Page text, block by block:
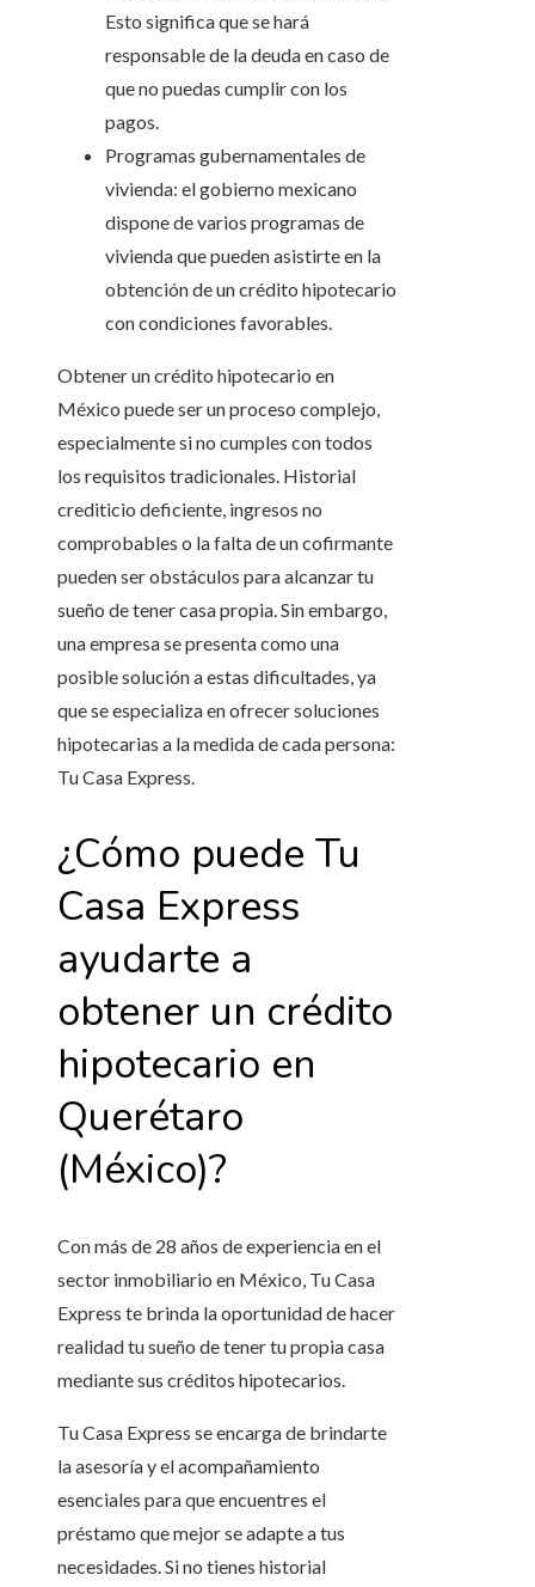
Esto significa que se hará
responsable de la deuda en caso de
que no puedas cumplir con los
pagos.
Programas gubernamentales de
vivienda: el gobierno mexicano
dispone de varios programas de
vivienda que pueden asistirte en la
obtención de un crédito hipotecario
con condiciones favorables.
Obtener un crédito hipotecario en
México puede ser un proceso complejo,
especialmente si no cumples con todos
los requisitos tradicionales. Historial
crediticio deficiente, ingresos no
comprobables o la falta de un cofirmante
pueden ser obstáculos para alcanzar tu
sueño de tener casa propia. Sin embargo,
una empresa se presenta como una
posible solución a estas dificultades, ya
que se especializa en ofrecer soluciones
hipotecarias a la medida de cada persona:
Tu Casa Express.
¿Cómo puede Tu
Casa Express
ayudarte a
obtener un crédito
hipotecario en
Querétaro
(México)?
Con más de 28 años de experiencia en el
sector inmobiliario en México, Tu Casa
Express te brinda la oportunidad de hacer
realidad tu sueño de tener tu propia casa
mediante sus créditos hipotecarios.
Tu Casa Express se encarga de brindarte
la asesoría y el acompañamiento
esenciales para que encuentres el
préstamo que mejor se adapte a tus
necesidades. Si no tienes historial